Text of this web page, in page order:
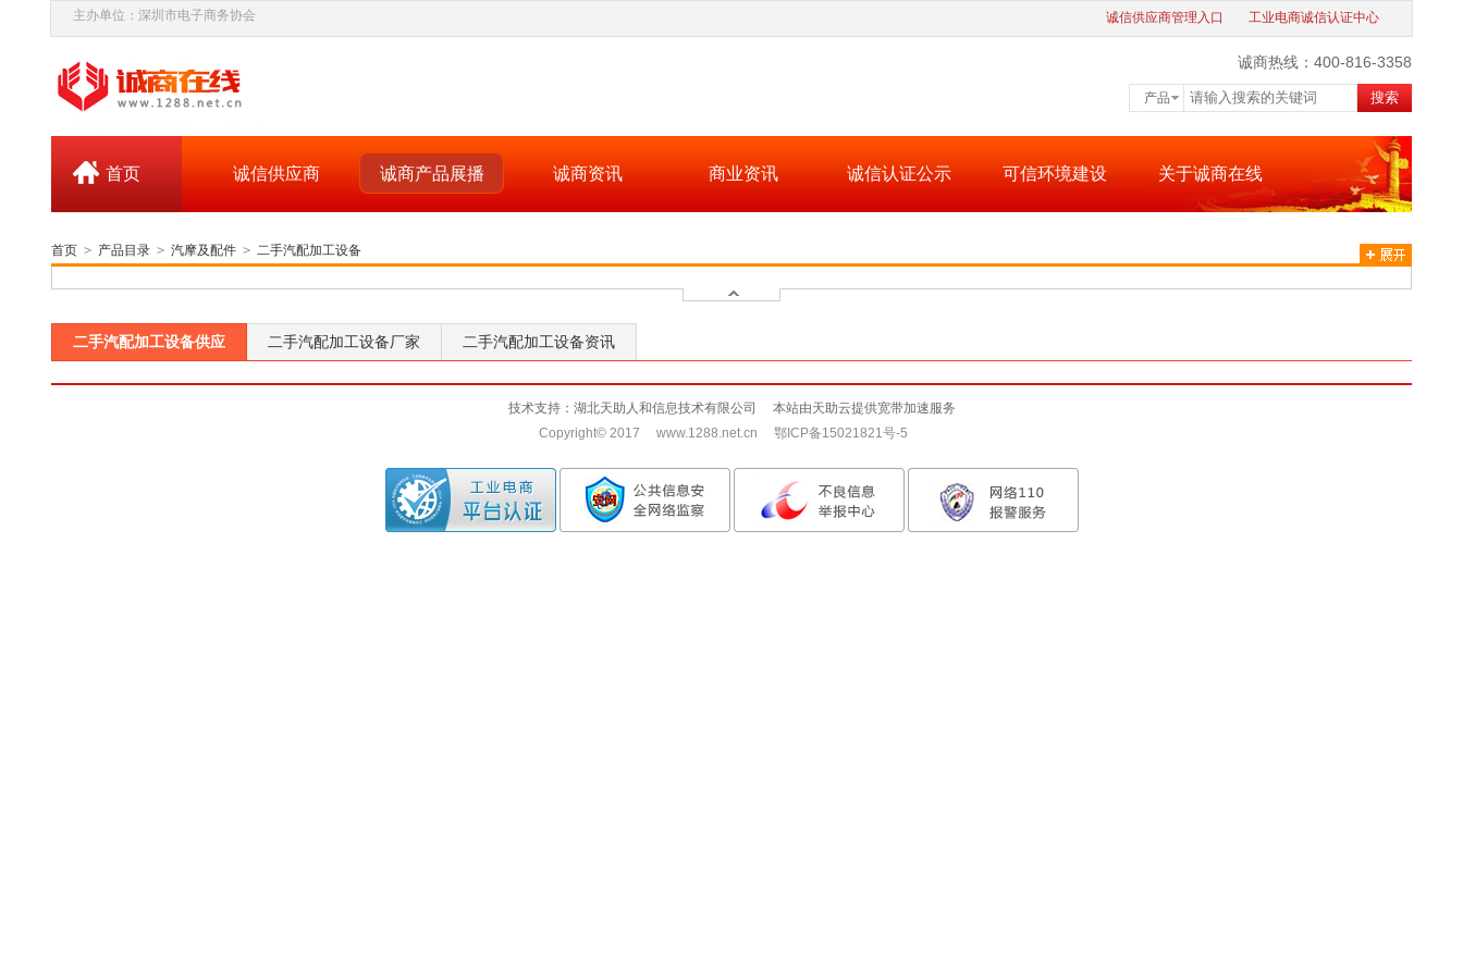
主办单位：深圳市电子商务协会 诚信供应商管理入口 工业电商诚信认证中心
诚商热线：400-816-3358
产品 搜索
首页 诚信供应商 诚商产品展播 诚商资讯 商业资讯 诚信认证公示 可信环境建设 关于诚商在线
首页 > 产品目录 > 汽摩及配件 > 二手汽配加工设备
二手汽配加工设备供应 二手汽配加工设备厂家 二手汽配加工设备资讯
技术支持：湖北天助人和信息技术有限公司 本站由天助云提供宽带加速服务
Copyright© 2017 www.1288.net.cn 鄂ICP备15021821号-5